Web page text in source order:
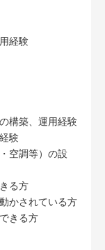
経験
構築、運用経験
験
空調等）の設
る方
かされている方
きる方